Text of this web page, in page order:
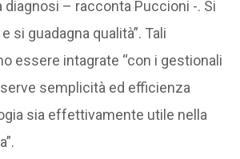
– racconta Puccioni -. Si
si guadagna qualità”. Tali
essere intagrate “con i gestionali
semplicità ed efficienza
sia effettivamente utile nella